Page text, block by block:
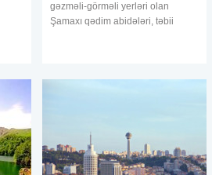
gəzməli-görməli yerləri olan
Şamaxı qədim abidələri, təbii